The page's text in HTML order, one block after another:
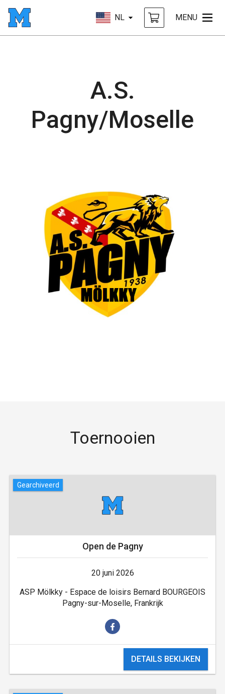
NL MENU
A.S.
Pagny/Moselle
Toernooien
Gearchiveerd
Open de Pagny
20 juni 2026
ASP Mölkky - Espace de loisirs Bernard BOURGEOIS
Pagny-sur-Moselle, Frankrijk
DETAILS BEKIJKEN